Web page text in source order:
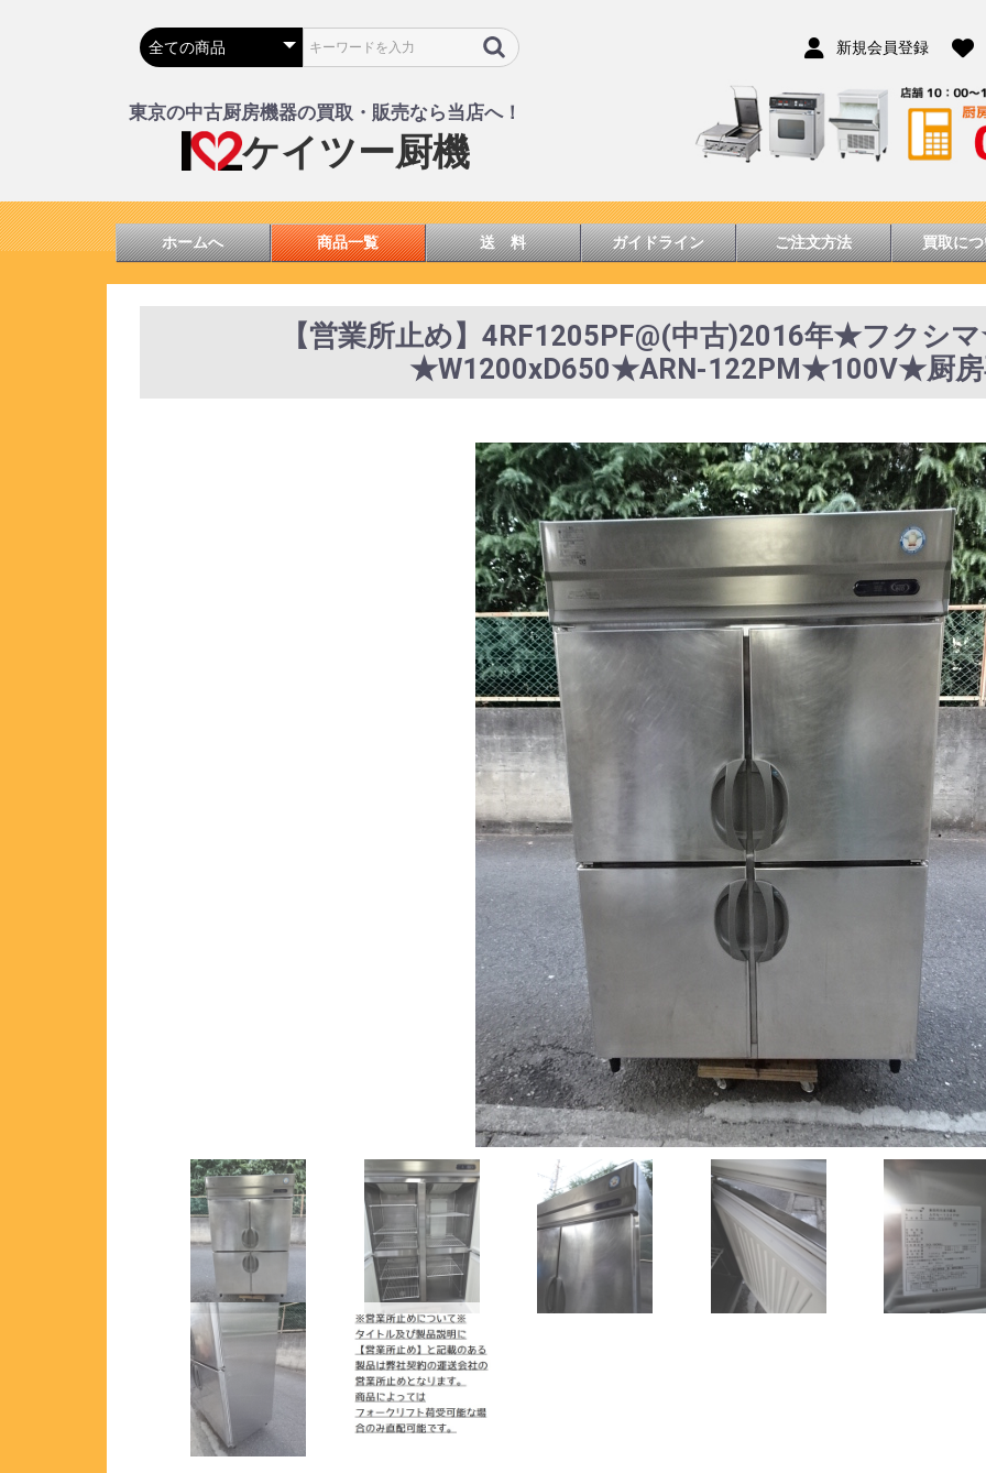
新規会員登録
東京の中古厨房機器の買取・販売なら当店へ！
ケイツー厨機
ホームへ 商品一覧 送 料 ガイドライン ご注文方法 買取に
【営業所止め】4RF1205PF@(中古)2016年★フクシ
★W1200xD650★ARN-122PM★100V★厨房